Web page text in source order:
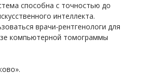
способна с точностью до
интеллекта.
врачи-рентгенологи для
компьютерной томограммы